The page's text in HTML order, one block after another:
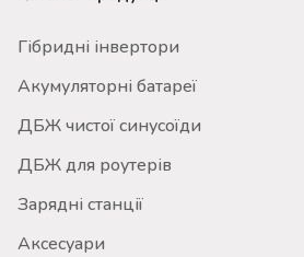
Гібридні інвертори
Акумуляторні батареї
ДБЖ чистої синусоїди
ДБЖ для роутерів
Зарядні станції
Аксесуари